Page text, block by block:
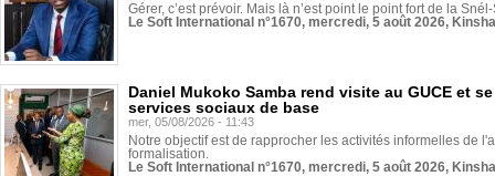
Gérer, c’est prévoir. Mais là n’est point le point fort de la
Le Soft International n°1670, mercredi, 5 août 2026,
Daniel Mukoko Samba rend visite au GUCE et
services sociaux de base
mer, 05/08/2026 - 11:43
Notre objectif est de rapprocher les activités informelles de
formalisation.
Le Soft International n°1670, mercredi, 5 août 2026,